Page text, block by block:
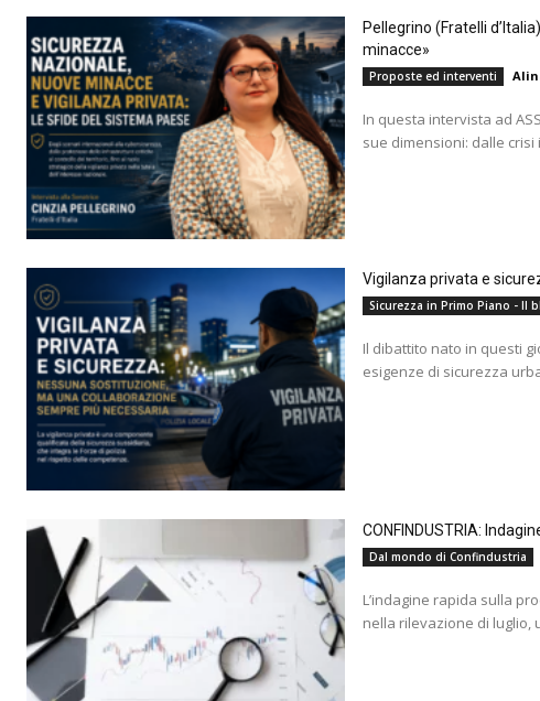
Pellegrino (Fratelli
minacce»
Proposte ed interventi
In questa intervista ad
sue dimensioni: dalle
Vigilanza privata e
Sicurezza in Primo Piano - Il
Il dibattito nato in questi
esigenze di sicurezza
CONFINDUSTRIA:
Dal mondo di Confindustria
L’indagine rapida sulla
nella rilevazione di luglio,